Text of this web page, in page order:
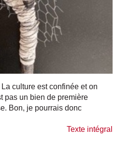
culture est confinée et on
pas un bien de première
Bon, je pourrais donc
Texte intégral